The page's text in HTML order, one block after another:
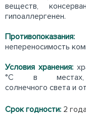
веществ,
гипоаллергенен.
Противопоказания:
непереносимость
Условия хранения:
°С в местах,
солнечного света и
Срок годности: 2